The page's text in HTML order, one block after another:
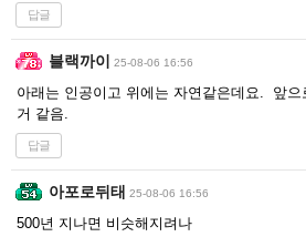
답글
블랙까이 25-08-06 16:56
아래는 인공이고 위에는 자연같은데요. 앞으
거 같음.
답글
아포로뒤태 25-08-06 16:56
500년 지나면 비슷해지려나